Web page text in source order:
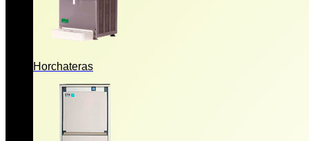
Horchateras